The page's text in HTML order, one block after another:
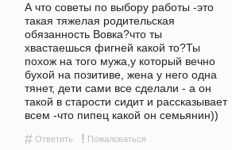
А что советы по выбору работы -это
такая тяжелая родительская
обязанность Вовка?что ты
хвастаешься фигней какой то?Ты
похож на того мужа,у который вечно
бухой на позитиве, жена у него одна
тянет, дети сами все сделали - а он
такой в старости сидит и рассказывает
всем -что пипец какой он семьянин))
# Ответить ! Пожаловаться